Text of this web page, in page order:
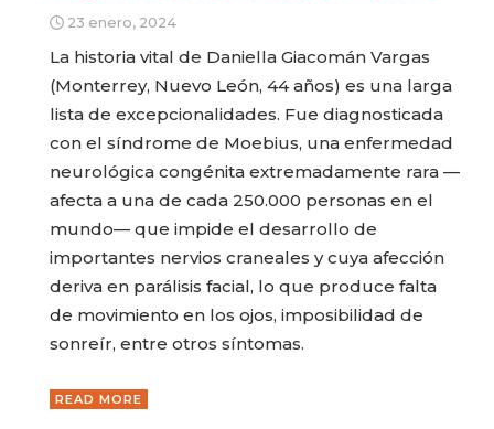
23 enero, 2024
La historia vital de Daniella Giacomán Vargas
(Monterrey, Nuevo León, 44 años) es una larga
lista de excepcionalidades. Fue diagnosticada
con el síndrome de Moebius, una enfermedad
neurológica congénita extremadamente rara —
afecta a una de cada 250.000 personas en el
mundo— que impide el desarrollo de
importantes nervios craneales y cuya afección
deriva en parálisis facial, lo que produce falta
de movimiento en los ojos, imposibilidad de
sonreír, entre otros síntomas.
READ MORE